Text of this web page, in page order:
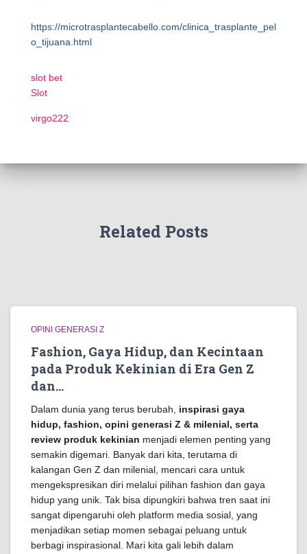
https://microtrasplantecabello.com/clinica_trasplante_pel
o_tijuana.html
slot bet
Slot
virgo222
Related Posts
OPINI GENERASI Z
Fashion, Gaya Hidup, dan Kecintaan
pada Produk Kekinian di Era Gen Z
dan…
Dalam dunia yang terus berubah, inspirasi gaya
hidup, fashion, opini generasi Z & milenial, serta
review produk kekinian menjadi elemen penting yang
semakin digemari. Banyak dari kita, terutama di
kalangan Gen Z dan milenial, mencari cara untuk
mengekspresikan diri melalui pilihan fashion dan gaya
hidup yang unik. Tak bisa dipungkiri bahwa tren saat ini
sangat dipengaruhi oleh platform media sosial, yang
menjadikan setiap momen sebagai peluang untuk
berbagi inspirasional. Mari kita gali lebih dalam